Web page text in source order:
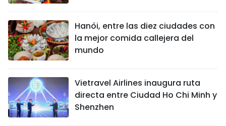
Hanói, entre las diez ciudades con
la mejor comida callejera del
mundo
Vietravel Airlines inaugura ruta
directa entre Ciudad Ho Chi Minh y
Shenzhen